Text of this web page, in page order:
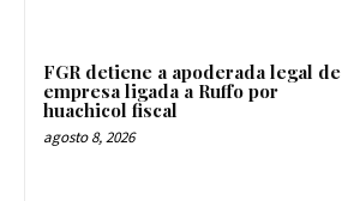
FGR detiene a apoderada legal de
empresa ligada a Ruffo por
huachicol fiscal
agosto 8, 2026